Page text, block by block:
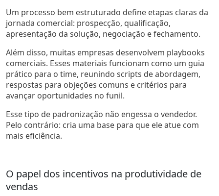
Um processo bem estruturado define etapas claras da
jornada comercial: prospecção, qualificação,
apresentação da solução, negociação e fechamento.
Além disso, muitas empresas desenvolvem playbooks
comerciais. Esses materiais funcionam como um guia
prático para o time, reunindo scripts de abordagem,
respostas para objeções comuns e critérios para
avançar oportunidades no funil.
Esse tipo de padronização não engessa o vendedor.
Pelo contrário: cria uma base para que ele atue com
mais eficiência.
O papel dos incentivos na produtividade de
vendas